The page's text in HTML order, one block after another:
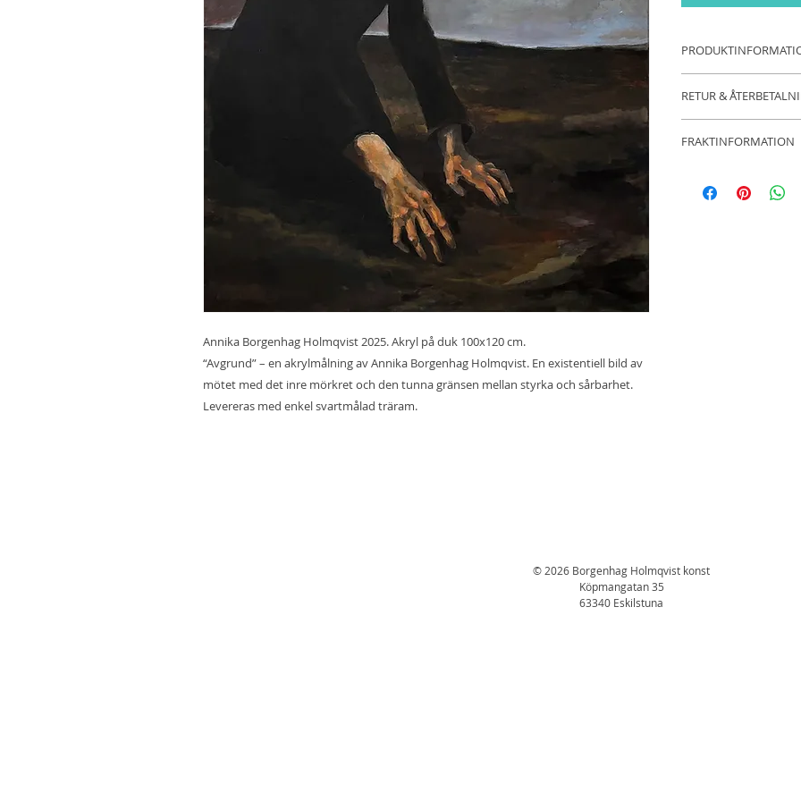
Annika Borgenhag Holmqvist 2025. Akryl på duk 100x120 cm.
“Avgrund” – en akrylmålning av Annika Borgenhag Holmqvist. En existentiell bild av
mötet med det inre mörkret och den tunna gränsen mellan styrka och sårbarhet.
Levereras med enkel svartmålad träram.
Levereras med
RETUR &
FRAKTINFORMATION
© 2026 Borgenhag Holmqvist konst
Köpmangatan 35
63340 Eskilstuna